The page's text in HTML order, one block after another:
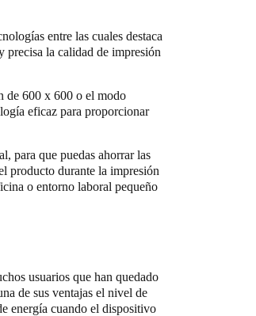
entre las cuales destaca
precisa la calidad de impresión
de 600 x 600 o el modo
eficaz para proporcionar
para que puedas ahorrar las
producto durante la impresión
o entorno laboral pequeño
usuarios que han quedado
de sus ventajas el nivel de
energía cuando el dispositivo